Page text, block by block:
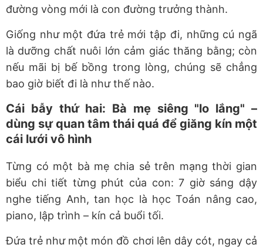
đường vòng mới là con đường trưởng thành.
Giống như một đứa trẻ mới tập đi, những cú ngã
là dưỡng chất nuôi lớn cảm giác thăng bằng; còn
nếu mãi bị bế bồng trong lòng, chúng sẽ chẳng
bao giờ biết đi là như thế nào.
Cái bẫy thứ hai: Bà mẹ siêng "lo lắng" –
dùng sự quan tâm thái quá để giăng kín một
cái lưới vô hình
Từng có một bà mẹ chia sẻ trên mạng thời gian
biểu chi tiết từng phút của con: 7 giờ sáng dậy
nghe tiếng Anh, tan học là học Toán nâng cao,
piano, lập trình – kín cả buổi tối.
Đứa trẻ như một món đồ chơi lên dây cót, ngay cả